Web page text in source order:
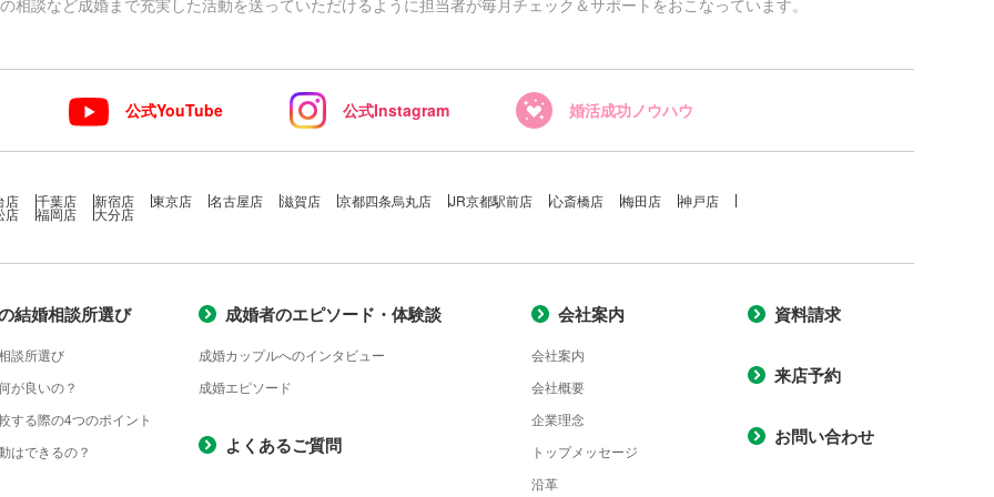
公式YouTube 公式Instagram 婚活成功ノウハウ
店 千葉店 新宿店 東京店 名古屋店 滋賀店 京都四条烏丸店 JR京都駅前店 心斎橋店 梅田店 神戸店
店 福岡店 大分店
結婚相談所選び
談所選び
が良いの？
する際の4つのポイント
はできるの？
成婚者のエピソード・体験談
成婚カップルへのインタビュー
成婚エピソード
よくあるご質問
会社案内
会社案内
会社概要
企業理念
トップメッセージ
沿革
資料請求
来店予約
お問い合わせ